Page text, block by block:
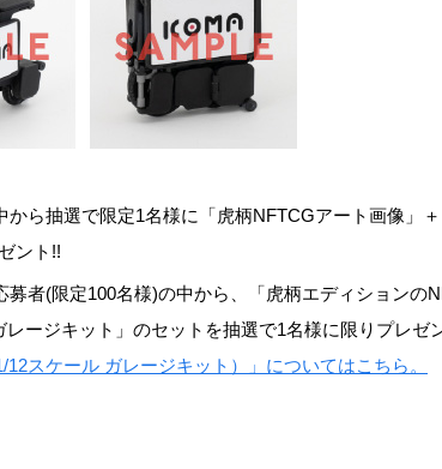
から抽選で限定1名様に「虎柄NFTCGアート画像」
ント!!
募者(限定100名様)の中から、「虎柄エディションの
レージキット」のセットを抽選で1名様に限りプレゼ
12スケール ガレージキット）」についてはこちら。